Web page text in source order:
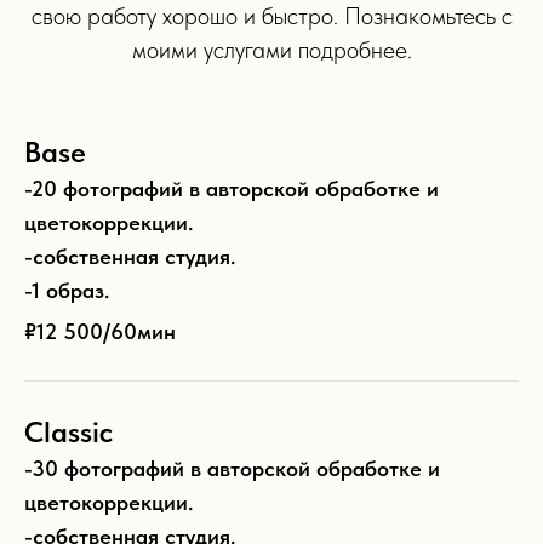
свою работу хорошо и быстро. Познакомьтесь с
моими услугами подробнее.
Base
-20 фотографий в авторской обработке и
цветокоррекции.
-собственная студия.
-1 образ.
₽12 500/60мин
Сlassic
-30 фотографий в авторской обработке и
цветокоррекции.
-собственная студия.